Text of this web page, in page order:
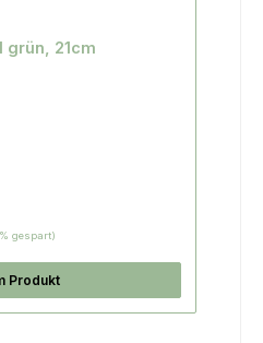
grün, 21cm
gespart)
Produkt